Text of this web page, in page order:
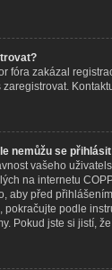
fóra zakázal
nemůžu se
vašeho
na internetu
aby před
podle
Pokud jste si jistí,